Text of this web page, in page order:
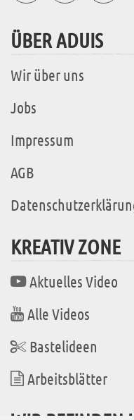
ÜBER ADUIS
Wir über uns
Jobs
Impressum
AGB
KREATIV ZONE
Aktuelles Video
Alle Videos
Bastelideen
Arbeitsblätter